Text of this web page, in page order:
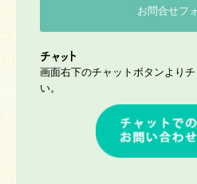
お問合せフ
チャット
画面右下のチャットボタンより
い。